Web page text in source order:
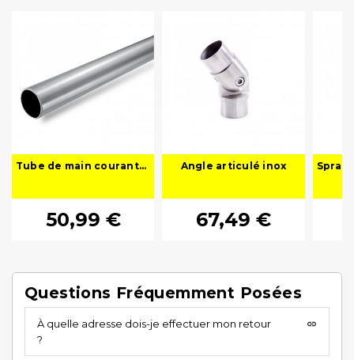
Tube de main courante - rond en inox
50,99 €
Angle articulé inox
67,49 €
Questions Fréquemment Posées
À quelle adresse dois-je effectuer mon retour
?
insert_link